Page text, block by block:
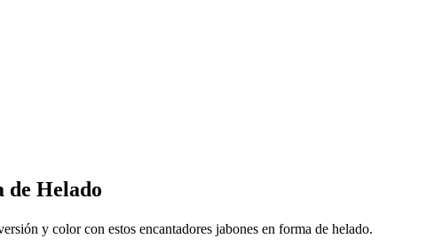
de Helado
y color con estos encantadores jabones en forma de helado.